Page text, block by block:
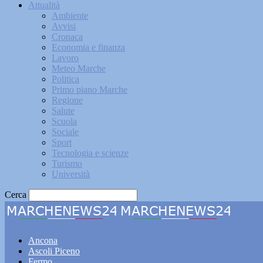
Attualità
Ambiente
Avvisi
Cronaca
Economia e finanza
Lavoro
Meteo Marche
Politica
Primo piano Marche
Regione
Salute
Scuola
Sociale
Sport
Tecnologia e scienze
Turismo
Università
Cerca
Ancona
Ascoli Piceno